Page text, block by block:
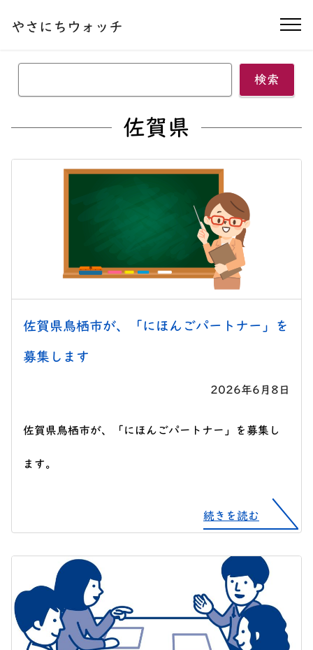
やさにちウォッチ ナ
検索
佐賀県
佐賀県鳥栖市が、「にほんごパートナー」を
募集します
2026年6月8日
佐賀県鳥栖市が、「にほんごパートナー」を募集し
ます。
続きを読む